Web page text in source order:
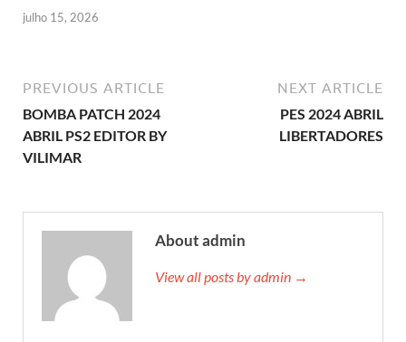
julho 15, 2026
PREVIOUS ARTICLE
BOMBA PATCH 2024
ABRIL PS2 EDITOR BY
VILIMAR
NEXT ARTICLE
PES 2024 ABRIL
LIBERTADORES
About admin
View all posts by admin →